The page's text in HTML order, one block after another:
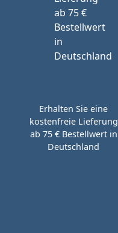
Erhalten Sie eine
kostenfreie Lieferung
ab 75 € Bestellwert in
Deutschland